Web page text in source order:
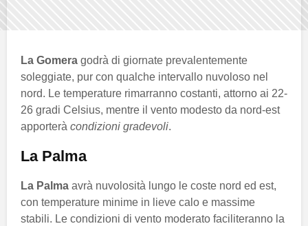
La Gomera godrà di giornate prevalentemente
soleggiate, pur con qualche intervallo nuvoloso nel
nord. Le temperature rimarranno costanti, attorno ai 22-
26 gradi Celsius, mentre il vento modesto da nord-est
apporterà condizioni gradevoli.
La Palma
La Palma avrà nuvolosità lungo le coste nord ed est,
con temperature minime in lieve calo e massime
stabili. Le condizioni di vento moderato faciliteranno la